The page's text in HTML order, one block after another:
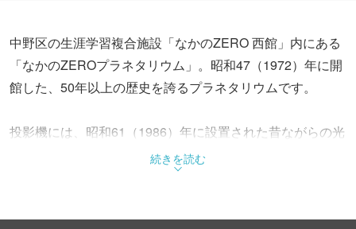
中野区の生涯学習複合施設「なかのZERO 西館」内にある
「なかのZEROプラネタリウム」。昭和47（1972）年に開
館した、50年以上の歴史を誇るプラネタリウムです。
投影機には、昭和61（1986）年に設置された昔ながらの光
学式機種を使用。直径15mのドーム状の天井に、6.5等星ま
での恒星約8,500個、太陽系の惑星や月、太陽などを映し出
続きを読む